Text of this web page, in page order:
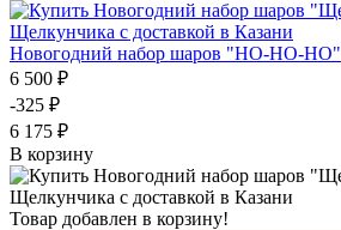
Новогодний набор шаров "НО-НО-НО"
6 500 ₽
-325 ₽
6 175 ₽
В корзину
Товар добавлен в корзину!